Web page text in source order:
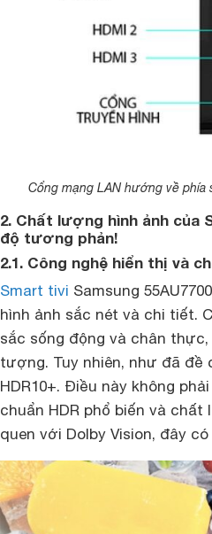
Cổng mạng LAN hướng về phía
2. Chất lượng hình ảnh của
độ tương phản!
2.1. Công nghệ hiển thị và
Smart tivi Samsung
hình ảnh sắc nét và chi tiết.
sắc sống động và chân
tượng. Tuy nhiên, như đã đề
HDR10+. Điều này không
chuẩn HDR phổ biến và
quen với Dolby Vision, đây